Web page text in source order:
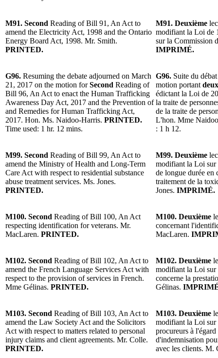
M91. Second Reading of Bill 91, An Act to
amend the Electricity Act, 1998 and the Ontario
Energy Board Act, 1998. Mr. Smith.
PRINTED.
M91. Deuxième
modifiant la Loi de
sur la Commission
IMPRIMÉ.
G96. Resuming the debate adjourned on March
21, 2017 on the motion forSecond Reading of
Bill 96, An Act to enact the Human Trafficking
Awareness Day Act, 2017 and the Prevention of
and Remedies for Human Trafficking Act,
2017. Hon. Ms. Naidoo-Harris. PRINTED.
Time used: 1 hr. 12 mins.
G96. Suite du
motion portant
édictant la Loi de
la traite de
de la traite de
L'hon. Mme
: 1 h 12.
M99. Second Reading of Bill 99, An Act to
amend the Ministry of Health and Long-Term
Care Act with respect to residential substance
abuse treatment services. Ms. Jones.
PRINTED.
M99. Deuxième
modifiant la Loi sur
de longue durée en
traitement de la
Jones. IMPRIMÉ.
M100. Second Reading of Bill 100, An Act
respecting identification for veterans. Mr.
MacLaren. PRINTED.
M100. Deuxième
concernant
MacLaren.
M102. Second Reading of Bill 102, An Act to
amend the French Language Services Act with
respect to the provision of services in French.
Mme Gélinas. PRINTED.
M102. Deuxième
modifiant la Loi sur
concerne la
Gélinas.
M103. Second Reading of Bill 103, An Act to
amend the Law Society Act and the Solicitors
Act with respect to matters related to personal
injury claims and client agreements. Mr. Colle.
PRINTED.
M103. Deuxième
modifiant la Loi sur
procureurs à
d'indemnisation
avec les clients. M.